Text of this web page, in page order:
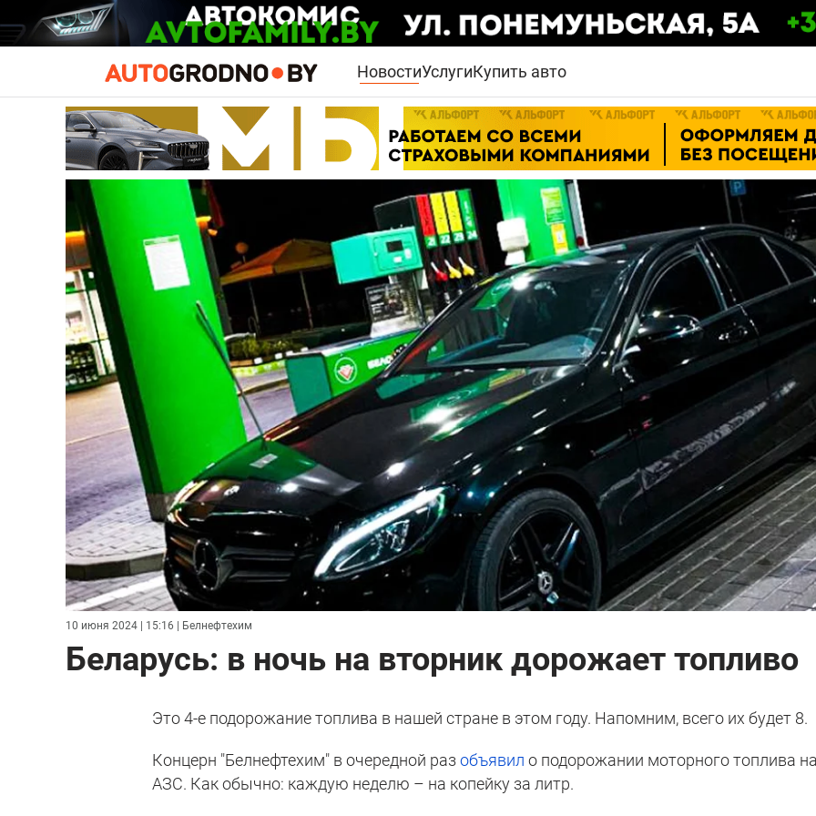
НовостиУслугиКупить авто
10 июня 2024 | 15:16 | Белнефтехим
Беларусь: в ночь на вторник дорожает топливо
Это 4-е подорожание топлива в нашей стране в этом году. Напомним, всего их будет 8.
Концерн "Белнефтехим" в очередной разобъявил о подорожании моторного топлива
АЗС. Как обычно: каждую неделю – на копейку за литр.